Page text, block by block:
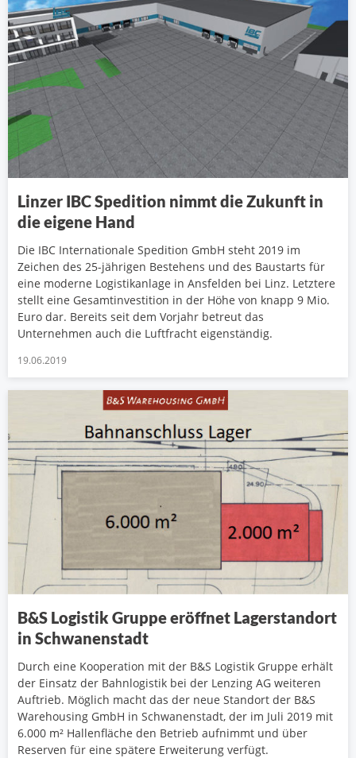
Linzer IBC Spedition nimmt die Zukunft in
die eigene Hand
Die IBC Internationale Spedition GmbH steht 2019 im
Zeichen des 25-jährigen Bestehens und des Baustarts für
eine moderne Logistikanlage in Ansfelden bei Linz. Letztere
stellt eine Gesamtinvestition in der Höhe von knapp 9 Mio.
Euro dar. Bereits seit dem Vorjahr betreut das
Unternehmen auch die Luftfracht eigenständig.
19.06.2019
B&S Logistik Gruppe eröffnet Lagerstandort
in Schwanenstadt
Durch eine Kooperation mit der B&S Logistik Gruppe erhält
der Einsatz der Bahnlogistik bei der Lenzing AG weiteren
Auftrieb. Möglich macht das der neue Standort der B&S
Warehousing GmbH in Schwanenstadt, der im Juli 2019 mit
6.000 m² Hallenfläche den Betrieb aufnimmt und über
Reserven für eine spätere Erweiterung verfügt.